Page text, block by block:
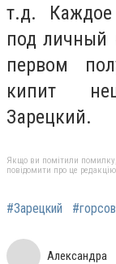
т.д.
под личный
первом
кипит
Зарецкий.
Якщо ви помітили помилку,
повідомити про це редакцію
#Зарецкий
Александра